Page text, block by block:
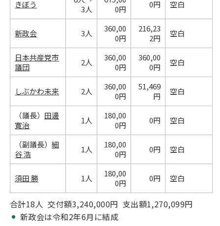
きぼう
3人
0円
0円 空白
新政会 3人
360,00
0円
216,23
2円
空白
日本共産党市
議団
2人
360,00
0円
360,00
0円
空白
しぶかわ未来 2人
360,00
0円
51,469
円
空白
（議長） 田邊
寛治
1人
180,00
0円
0円 空白
（副議長）細
谷 浩
1人
180,00
0円
0円 空白
須田 勝 1人
180,00
0円
0円 空白
合計18人 交付額3,240,000円 支出額1,270,099円
新政会は令和2年6月に結成